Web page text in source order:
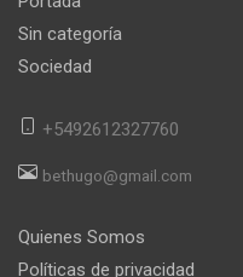
Sin categoría
Sociedad
+5492612327760
bethugo@gmail.com
Quienes Somos
Políticas de privacidad